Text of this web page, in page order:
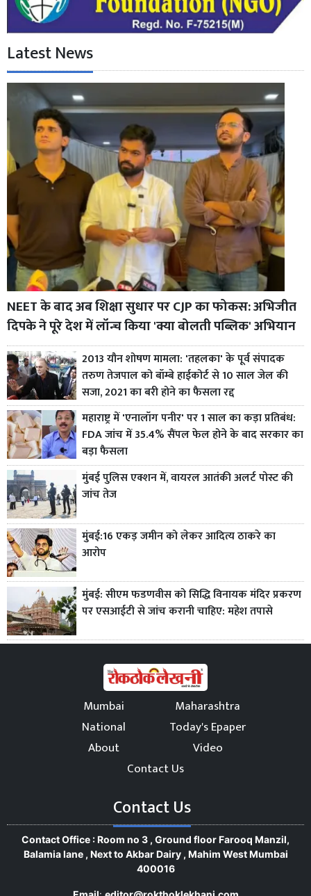
Latest News
NEET के बाद अब शिक्षा सुधार पर CJP का फोकस: अभिजीत
दिपके ने पूरे देश में लॉन्च किया 'क्या बोलती पब्लिक' अभियान
2013 यौन शोषण मामला: 'तहलका' के पूर्व संपादक
तरुण तेजपाल को बॉम्बे हाईकोर्ट से 10 साल जेल की
सजा, 2021 का बरी होने का फैसला रद्द
महाराष्ट्र में 'एनालॉग पनीर' पर 1 साल का कड़ा प्रतिबंध:
FDA जांच में 35.4% सैंपल फेल होने के बाद सरकार का
बड़ा फैसला
मुंबई पुलिस एक्शन में, वायरल आतंकी अलर्ट पोस्ट की
जांच तेज
मुंबई:16 एकड़ जमीन को लेकर आदित्य ठाकरे का
आरोप
मुंबई: सीएम फडणवीस को सिद्धि विनायक मंदिर प्रकरण
पर एसआईटी से जांच करानी चाहिए: महेश तपासे
Mumbai
Maharashtra
National
Today's Epaper
About
Video
Contact Us
Contact Us
Contact Office : Room no 3 , Ground floor Farooq Manzil,
Balamia lane , Next to Akbar Dairy , Mahim West Mumbai
400016